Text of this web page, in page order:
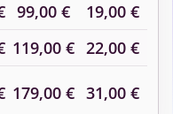
99,00 €
19,00 €
119,00 € 22,00 €
179,00 € 31,00 €